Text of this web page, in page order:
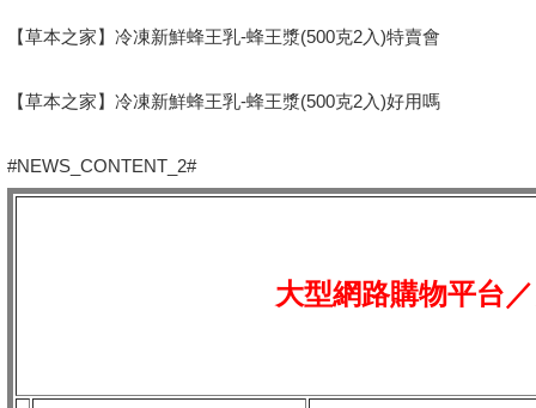
【草本之家】冷凍新鮮蜂王乳-蜂王漿(500克2入)特賣會
【草本之家】冷凍新鮮蜂王乳-蜂王漿(500克2入)好用嗎
#NEWS_CONTENT_2#
大型網路購物平台